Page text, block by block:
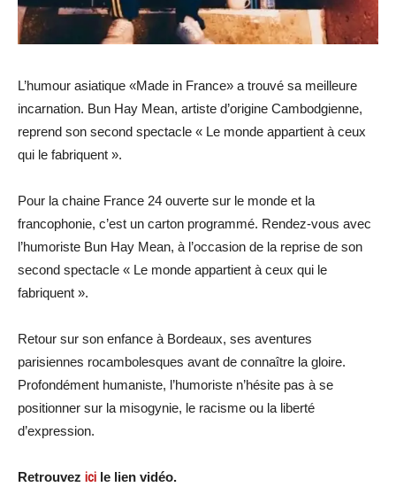
L’humour asiatique «Made in France» a trouvé sa meilleure
incarnation. Bun Hay Mean, artiste d’origine Cambodgienne,
reprend son second spectacle « Le monde appartient à ceux
qui le fabriquent ».
Pour la chaine France 24 ouverte sur le monde et la
francophonie, c’est un carton programmé. Rendez-vous avec
l’humoriste Bun Hay Mean, à l’occasion de la reprise de son
second spectacle « Le monde appartient à ceux qui le
fabriquent ».
Retour sur son enfance à Bordeaux, ses aventures
parisiennes rocambolesques avant de connaître la gloire.
Profondément humaniste, l’humoriste n’hésite pas à se
positionner sur la misogynie, le racisme ou la liberté
d’expression.
Retrouvez ici le lien vidéo.